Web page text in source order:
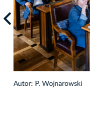
Autor: P. Wojnarowski